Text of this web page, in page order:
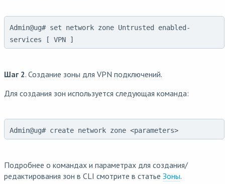
Admin@ug# set network zone Untrusted enabled-
services [ VPN ]
Шаг 2. Создание зоны для VPN подключений.
Для создания зон используется следующая команда:
Admin@ug# create network zone <parameters>
Подробнее о командах и параметрах для создания/
редактирования зон в CLI смотрите в статье Зоны.